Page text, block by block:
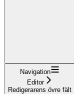
Navigation
Editor
Redigerarens övre fält